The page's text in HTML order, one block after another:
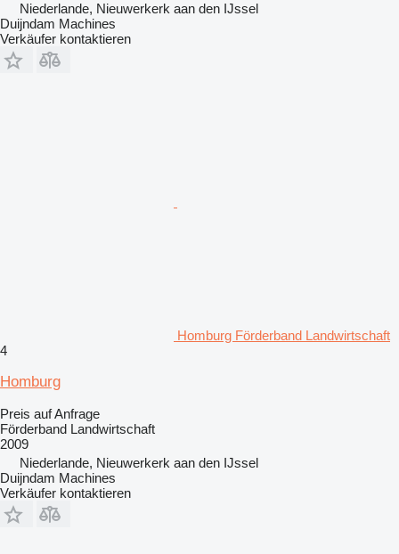
Niederlande, Nieuwerkerk aan den IJssel
Duijndam Machines
Verkäufer kontaktieren
Homburg Förderband Landwirtschaft
4
Homburg
Preis auf Anfrage
Förderband Landwirtschaft
2009
Niederlande, Nieuwerkerk aan den IJssel
Duijndam Machines
Verkäufer kontaktieren